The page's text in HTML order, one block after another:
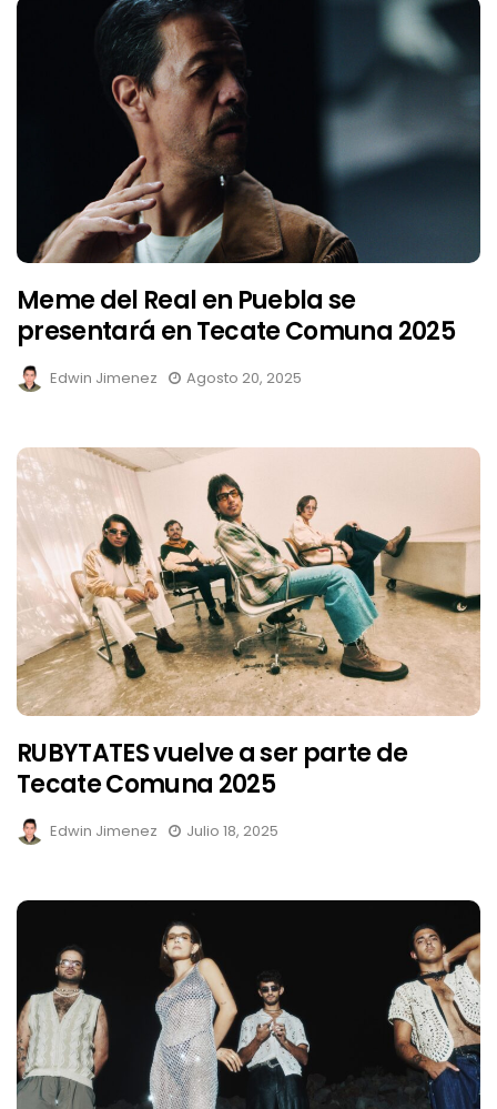
Meme del Real en Puebla se
presentará en Tecate Comuna 2025
Edwin Jimenez Agosto 20, 2025
RUBYTATES vuelve a ser parte de
Tecate Comuna 2025
Edwin Jimenez Julio 18, 2025